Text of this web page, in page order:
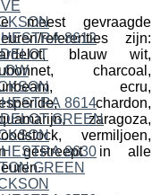
meest gevraagde
referenties zijn:
blauw wit,
charcoal,
ecru,
chardon,
zaragoza,
vermiljoen,
gestreept in alle